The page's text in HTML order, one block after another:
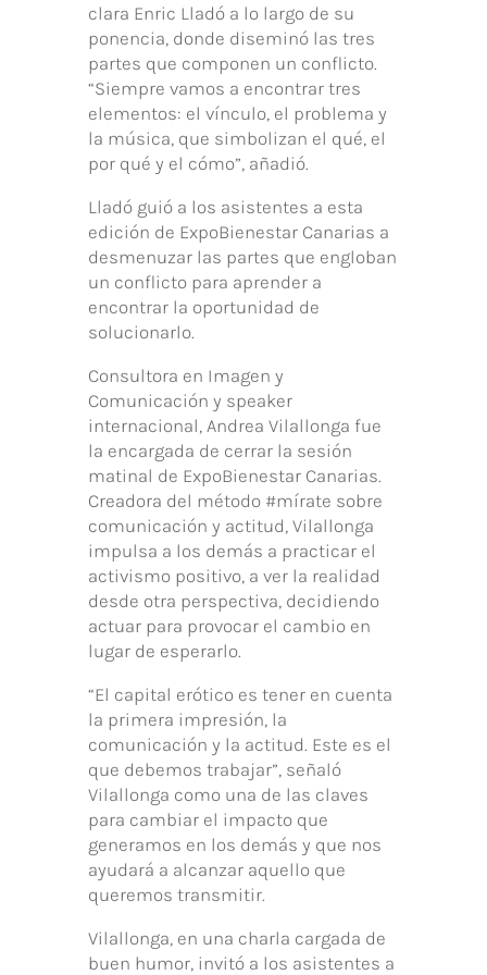
clara Enric Lladó a lo largo de su
ponencia, donde diseminó las tres
partes que componen un conflicto.
“Siempre vamos a encontrar tres
elementos: el vínculo, el problema y
la música, que simbolizan el qué, el
por qué y el cómo”, añadió.
Lladó guió a los asistentes a esta
edición de ExpoBienestar Canarias a
desmenuzar las partes que engloban
un conflicto para aprender a
encontrar la oportunidad de
solucionarlo.
Consultora en Imagen y
Comunicación y speaker
internacional, Andrea Vilallonga fue
la encargada de cerrar la sesión
matinal de ExpoBienestar Canarias.
Creadora del método #mírate sobre
comunicación y actitud, Vilallonga
impulsa a los demás a practicar el
activismo positivo, a ver la realidad
desde otra perspectiva, decidiendo
actuar para provocar el cambio en
lugar de esperarlo.
“El capital erótico es tener en cuenta
la primera impresión, la
comunicación y la actitud. Este es el
que debemos trabajar”, señaló
Vilallonga como una de las claves
para cambiar el impacto que
generamos en los demás y que nos
ayudará a alcanzar aquello que
queremos transmitir.
Vilallonga, en una charla cargada de
buen humor, invitó a los asistentes a